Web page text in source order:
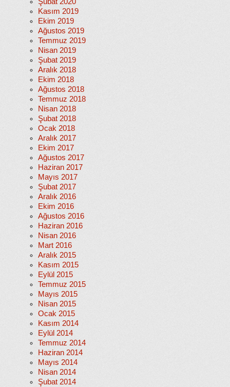
Kasım 2019
Ekim 2019
Ağustos 2019
Temmuz 2019
Nisan 2019
Şubat 2019
Aralık 2018
Ekim 2018
Ağustos 2018
Temmuz 2018
Nisan 2018
Şubat 2018
Ocak 2018
Aralık 2017
Ekim 2017
Ağustos 2017
Haziran 2017
Mayıs 2017
Şubat 2017
Aralık 2016
Ekim 2016
Ağustos 2016
Haziran 2016
Nisan 2016
Mart 2016
Aralık 2015
Kasım 2015
Eylül 2015
Temmuz 2015
Mayıs 2015
Nisan 2015
Ocak 2015
Kasım 2014
Eylül 2014
Temmuz 2014
Haziran 2014
Mayıs 2014
Nisan 2014
Şubat 2014